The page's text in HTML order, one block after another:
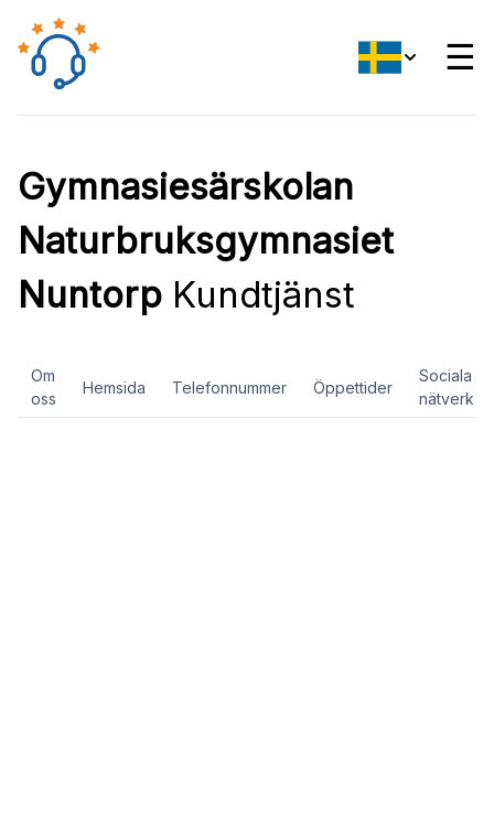
☰
Gymnasiesärskolan
Naturbruksgymnasiet
Nuntorp Kundtjänst
Om
oss
Hemsida Telefonnummer Öppettider
Sociala
nätverk